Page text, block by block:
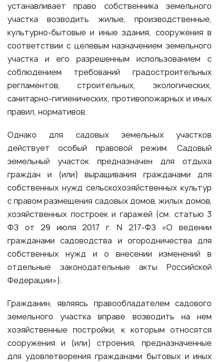
устанавливает право собственника земельного
участка возводить жилые, производственные,
культурно-бытовые и иные здания, сооружения в
соответствии с целевым назначением земельного
участка и его разрешенным использованием с
соблюдением требований градостроительных
регламентов, строительных, экологических,
санитарно-гигиенических, противопожарных и иных
правил, нормативов.
Однако для садовых земельных участков
действует особый правовой режим. Садовый
земельный участок предназначен для отдыха
граждан и (или) выращивания гражданами для
собственных нужд сельскохозяйственных культур
с правом размещения садовых домов, жилых домов,
хозяйственных построек и гаражей (см. статью 3
ФЗ от 29 июля 2017 г. N 217-ФЗ «О ведении
гражданами садоводства и огородничества для
собственных нужд и о внесении изменений в
отдельные законодательные акты Российской
Федерации»).
Гражданин, являясь правообладателем садового
земельного участка вправе возводить на нем
хозяйственные постройки, к которым относятся
сооружения и (или) строения, предназначенные
для удовлетворения гражданами бытовых и иных